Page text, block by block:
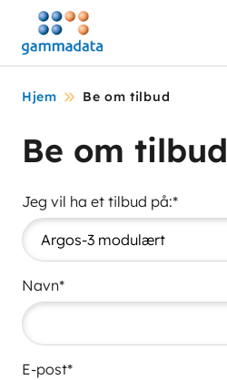
Hopp
hovedinnholdett
Hjem Be om tilbud
Be om tilbud
Jeg vil ha et tilbud på:*
Navn*
E-post*